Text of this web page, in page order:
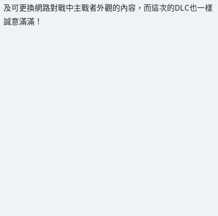
及可更換網路對戰中主戰者外觀的內容，而這次的DLC也一樣
誠意滿滿！